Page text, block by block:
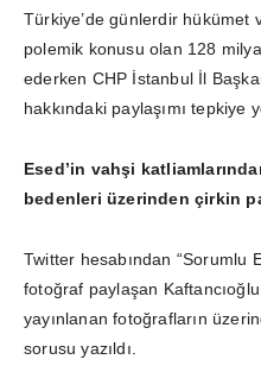
Türkiye’de günlerdir hükümet
polemik konusu olan 128
ederken CHP İstanbul İl
hakkındaki paylaşımı tepkiye
Esed’in vahşi
bedenleri üzerinden çirkin
Twitter hesabından “Sorumlu
fotoğraf paylaşan
yayınlanan fotoğrafların
sorusu yazıldı.